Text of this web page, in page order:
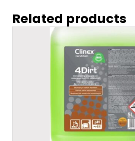
Related products